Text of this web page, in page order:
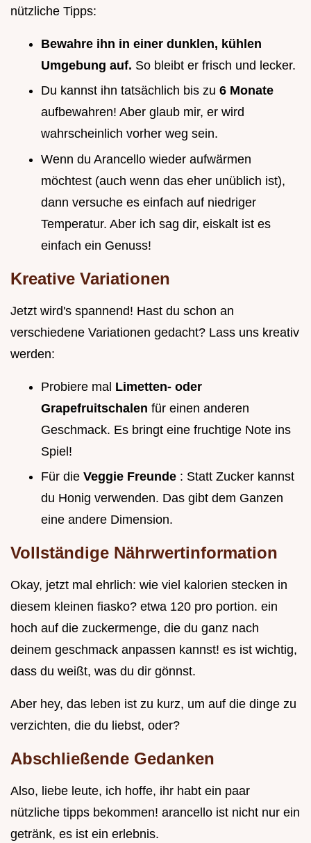
nützliche Tipps:
Bewahre ihn in einer dunklen, kühlen
Umgebung auf. So bleibt er frisch und lecker.
Du kannst ihn tatsächlich bis zu 6 Monate
aufbewahren! Aber glaub mir, er wird
wahrscheinlich vorher weg sein.
Wenn du Arancello wieder aufwärmen
möchtest (auch wenn das eher unüblich ist),
dann versuche es einfach auf niedriger
Temperatur. Aber ich sag dir, eiskalt ist es
einfach ein Genuss!
Kreative Variationen
Jetzt wird's spannend! Hast du schon an
verschiedene Variationen gedacht? Lass uns kreativ
werden:
Probiere mal Limetten- oder
Grapefruitschalen für einen anderen
Geschmack. Es bringt eine fruchtige Note ins
Spiel!
Für die Veggie Freunde : Statt Zucker kannst
du Honig verwenden. Das gibt dem Ganzen
eine andere Dimension.
Vollständige Nährwertinformation
Okay, jetzt mal ehrlich: wie viel kalorien stecken in
diesem kleinen fiasko? etwa 120 pro portion. ein
hoch auf die zuckermenge, die du ganz nach
deinem geschmack anpassen kannst! es ist wichtig,
dass du weißt, was du dir gönnst.
Aber hey, das leben ist zu kurz, um auf die dinge zu
verzichten, die du liebst, oder?
Abschließende Gedanken
Also, liebe leute, ich hoffe, ihr habt ein paar
nützliche tipps bekommen! arancello ist nicht nur ein
getränk, es ist ein erlebnis.